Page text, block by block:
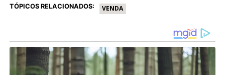
TÓPICOS RELACIONADOS: VENDA